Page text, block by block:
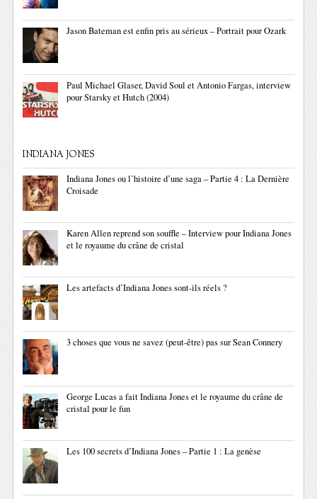
Jason Bateman est enfin pris au sérieux – Portrait pour Ozark
Paul Michael Glaser, David Soul et Antonio Fargas, interview
pour Starsky et Hutch (2004)
INDIANA JONES
Indiana Jones ou l’histoire d’une saga – Partie 4 : La Dernière
Croisade
Karen Allen reprend son souffle – Interview pour Indiana Jones
et le royaume du crâne de cristal
Les artefacts d’Indiana Jones sont-ils réels ?
3 choses que vous ne savez (peut-être) pas sur Sean Connery
George Lucas a fait Indiana Jones et le royaume du crâne de
cristal pour le fun
Les 100 secrets d’Indiana Jones – Partie 1 : La genèse